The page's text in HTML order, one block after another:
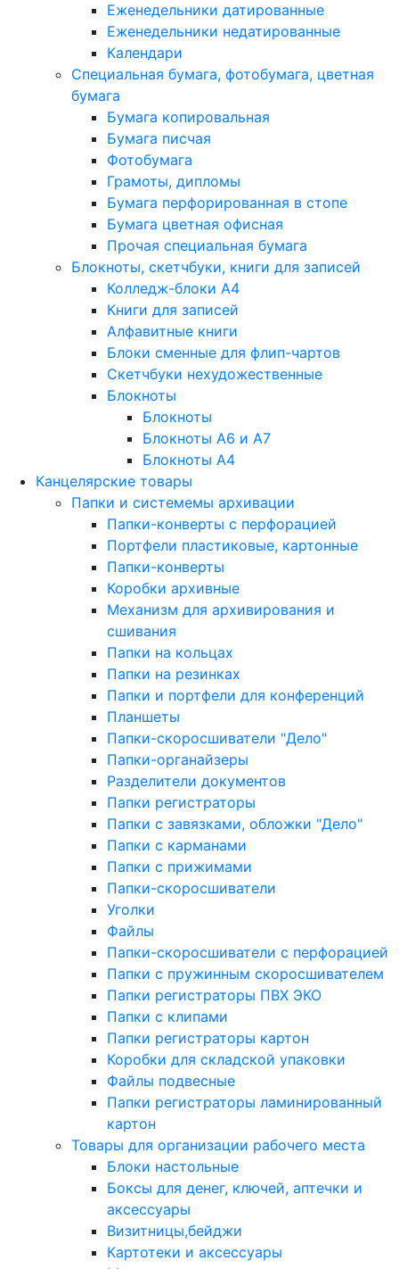
Еженедельники датированные
Еженедельники недатированные
Календари
Специальная бумага, фотобумага, цветная
бумага
Бумага копировальная
Бумага писчая
Фотобумага
Грамоты, дипломы
Бумага перфорированная в стопе
Бумага цветная офисная
Прочая специальная бумага
Блокноты, скетчбуки, книги для записей
Колледж-блоки А4
Книги для записей
Алфавитные книги
Блоки сменные для флип-чартов
Скетчбуки нехудожественные
Блокноты
Блокноты
Блокноты A6 и A7
Блокноты A4
Канцелярские товары
Папки и системемы архивации
Папки-конверты с перфорацией
Портфели пластиковые, картонные
Папки-конверты
Коробки архивные
Механизм для архивирования и
сшивания
Папки на кольцах
Папки на резинках
Папки и портфели для конференций
Планшеты
Папки-скоросшиватели "Дело"
Папки-органайзеры
Разделители документов
Папки регистраторы
Папки с завязками, обложки "Дело"
Папки с карманами
Папки с прижимами
Папки-скоросшиватели
Уголки
Файлы
Папки-скоросшиватели с перфорацией
Папки с пружинным скоросшивателем
Папки регистраторы ПВХ ЭКО
Папки с клипами
Папки регистраторы картон
Коробки для складской упаковки
Файлы подвесные
Папки регистраторы ламинированный
картон
Товары для организации рабочего места
Блоки настольные
Боксы для денег, ключей, аптечки и
аксессуары
Визитницы,бейджи
Картотеки и аксессуары